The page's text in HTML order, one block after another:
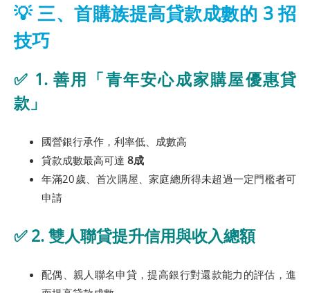
💡 三、首購族提高貸款成數的 3 招
技巧
✅ 1. 善用「青年安心成家購屋優惠貸
款」
國營銀行承作，利率低、成數高
貸款成數最高可達 8成
年滿20歲、首次購屋、家庭總所得未超過一定門檻者可
申請
✅ 2. 雙人聯貸提升信用與收入總額
配偶、親人聯名申貸，提高銀行對還款能力的評估，進